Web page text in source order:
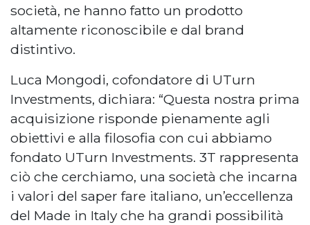
società, ne hanno fatto un prodotto
altamente riconoscibile e dal brand
distintivo.
Luca Mongodi, cofondatore di UTurn
Investments, dichiara: “Questa nostra prima
acquisizione risponde pienamente agli
obiettivi e alla filosofia con cui abbiamo
fondato UTurn Investments. 3T rappresenta
ciò che cerchiamo, una società che incarna
i valori del saper fare italiano, un’eccellenza
del Made in Italy che ha grandi possibilità